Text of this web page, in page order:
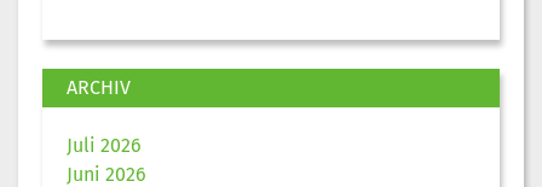
ARCHIV
Juli 2026
Juni 2026